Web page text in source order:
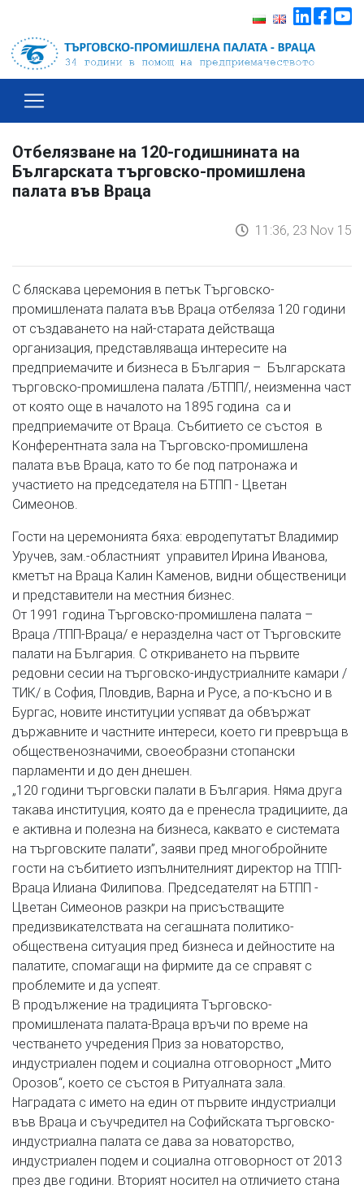
Отбелязване на 120-годишнината на
Българската търговско-промишлена
палата във Враца
11:36, 23 Nov 15
С бляскава церемония в петък Търговско-
промишлената палата във Враца отбеляза 120 години
от създаването на най-старата действаща
организация, представляваща интересите на
предприемачите и бизнеса в България – Българската
търговско-промишлена палата /БТПП/, неизменна част
от която още в началото на 1895 година са и
предприемачите от Враца. Събитието се състоя в
Конферентната зала на Търговско-промишлена
палата във Враца, като то бе под патронажа и
участието на председателя на БТПП - Цветан
Симеонов.
Гости на церемонията бяха: евродепутатът Владимир
Уручев, зам.-областният управител Ирина Иванова,
кметът на Враца Калин Каменов, видни общественици
и представители на местния бизнес.
От 1991 година Търговско-промишлена палата –
Враца /ТПП-Враца/ е неразделна част от Търговските
палати на България. С откриването на първите
редовни сесии на търговско-индустриалните камари /
ТИК/ в София, Пловдив, Варна и Русе, а по-късно и в
Бургас, новите институции успяват да обвържат
държавните и частните интереси, което ги превръща в
общественозначими, своеобразни стопански
парламенти и до ден днешен.
„120 години търговски палати в България. Няма друга
такава институция, която да е пренесла традициите, да
е активна и полезна на бизнеса, каквато е системата
на търговските палати”, заяви пред многобройните
гости на събитието изпълнителният директор на ТПП-
Враца Илиана Филипова. Председателят на БТПП -
Цветан Симеонов разкри на присъстващите
предизвикателствата на сегашната политико-
обществена ситуация пред бизнеса и дейностите на
палатите, спомагащи на фирмите да се справят с
проблемите и да успеят.
В продължение на традицията Търговско-
промишлената палата-Враца връчи по време на
честването учредения Приз за новаторство,
индустриален подем и социална отговорност „Мито
Орозов“, което се състоя в Ритуалната зала.
Наградата с името на един от първите индустриалци
във Враца и съучредител на Софийската търговско-
индустриална палата се дава за новаторство,
индустриален подем и социална отговорност от 2013
през две години. Вторият носител на отличието стана